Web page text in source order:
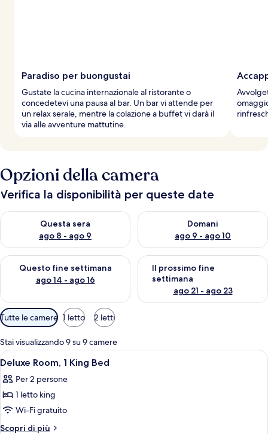
Paradiso per buongustai
Gustate la cucina internazionale al ristorante o
concedetevi una pausa al bar. Un bar vi attende per
un relax serale, mentre la colazione a buffet vi darà il
via alle avventure mattutine.
Opzioni della camera
Verifica la disponibilità per queste date
Questa sera
ago 8 - ago 9
Verifica la disponibilità per questa sera, ago 8 - ago 9
Domani
ago 9 - ago 10
Verifica la disponibilità per
Questo fine settimana
ago 14 - ago 16
Verifica la disponibilità per questo fine settimana, ago 14 -
Il prossimo fine
settimana
ago 21 - ago 23
Verifica la disponibilità per il
Filtri
disponibili
per
le
camere
Tutte le camere 1 letto 2 letti
Stai visualizzando 9 su 9 camere
Apri
tutte
le
foto
per
Deluxe
Una camera d'albergo con un letto
7
Deluxe Room, 1 King Bed
Per 2 persone
1 letto king
Wi-Fi gratuito
Scopri di più
Altri